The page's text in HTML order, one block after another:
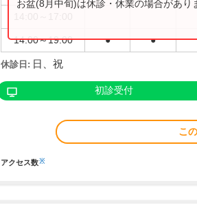
14:00～19:00 ● ●
お盆(8月中旬)は休診・休業の場合があり
休診日: 日、祝
初診受付
こ
アクセス数※